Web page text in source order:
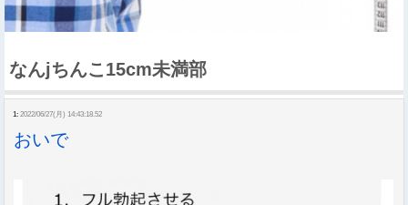
なんjちんこ15cm未満部
1: 2022/06/27(月) 14:43:18.52
おいで